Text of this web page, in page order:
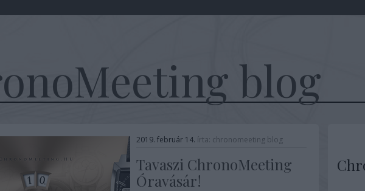
blog
2019. február 14. írta: chronomeeting blog
Tavaszi ChronoMeeting
Óravásár!